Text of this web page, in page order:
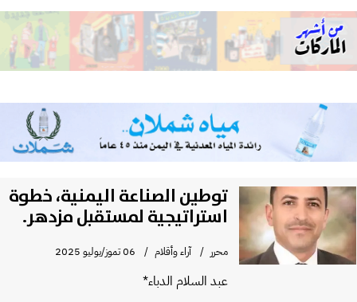
توطين الصناعة اليمنية، خطوة
استراتيجية لمستقبل مزدهر.
محرر آراء وأقلام 06 تموز/يوليو 2025
عبد السلام الدباء*